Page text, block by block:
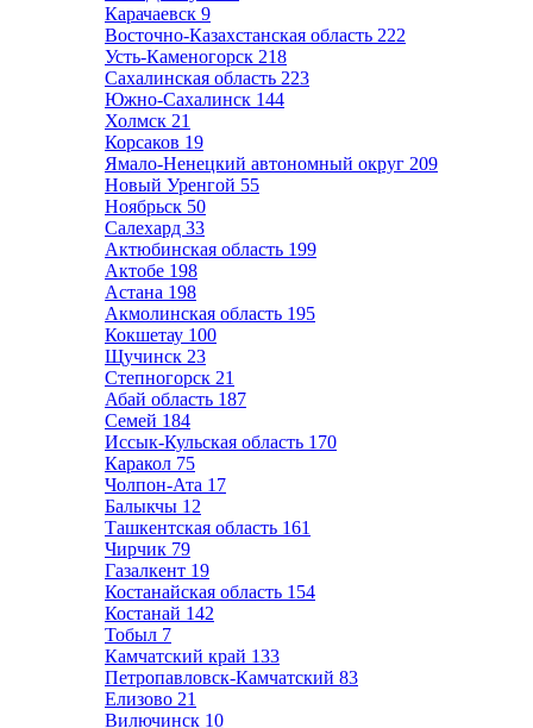
Карачаевск 9
Восточно-Казахстанская область 222
Усть-Каменогорск 218
Сахалинская область 223
Южно-Сахалинск 144
Холмск 21
Корсаков 19
Ямало-Ненецкий автономный округ 209
Новый Уренгой 55
Ноябрьск 50
Салехард 33
Актюбинская область 199
Актобе 198
Астана 198
Акмолинская область 195
Кокшетау 100
Щучинск 23
Степногорск 21
Абай область 187
Семей 184
Иссык-Кульская область 170
Каракол 75
Чолпон-Ата 17
Балыкчы 12
Ташкентская область 161
Чирчик 79
Газалкент 19
Костанайская область 154
Костанай 142
Тобыл 7
Камчатский край 133
Петропавловск-Камчатский 83
Елизово 21
Вилючинск 10